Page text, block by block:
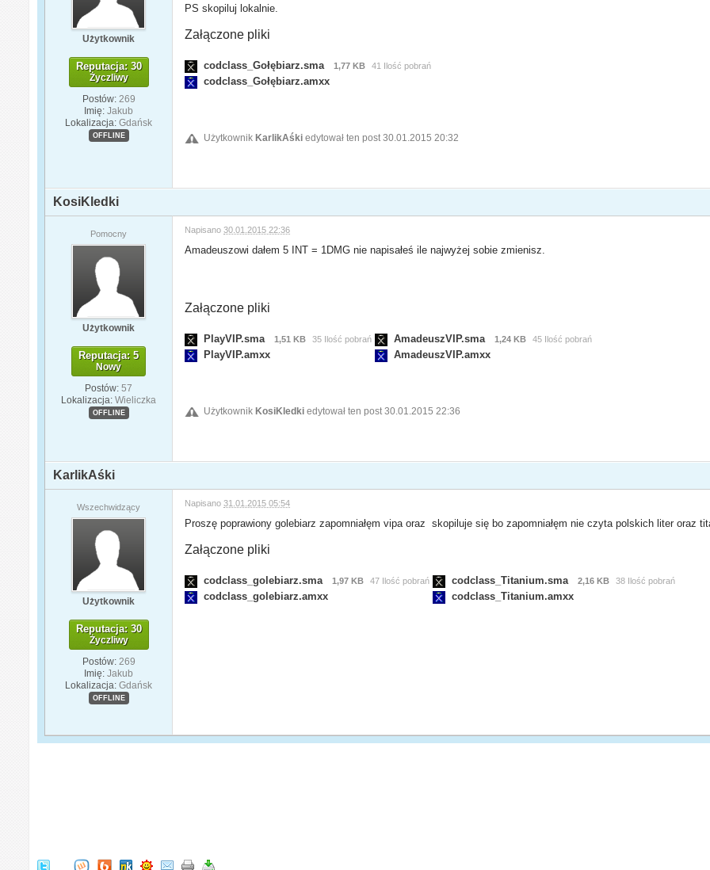
Użytkownik
Reputacja: 30
Życzliwy
Postów: 269
Imię: Jakub
Lokalizacja: Gdańsk
OFFLINE
PS skopiluj lokalnie.
Załączone pliki
codclass_Gołębiarz.sma 1,77 KB 41 Ilość pobrań
codclass_Gołębiarz.amxx
Użytkownik KarlikAśki edytował ten post 30.01.2015 20:32
KosiKledki
Pomocny
Użytkownik
Reputacja: 5
Nowy
Postów: 57
Lokalizacja: Wieliczka
OFFLINE
Napisano30.01.2015 22:36
Amadeuszowi dałem 5 INT = 1DMG nie napisałeś ile najwyżej sobie zmienisz.
Załączone pliki
PlayVIP.sma 1,51 KB 35 Ilość pobrań
PlayVIP.amxx
AmadeuszVIP.sma 1,24 KB 45 Ilość pobrań
AmadeuszVIP.amxx
Użytkownik KosiKledki edytował ten post 30.01.2015 22:36
KarlikAśki
Wszechwidzący
Użytkownik
Reputacja: 30
Życzliwy
Postów: 269
Imię: Jakub
Lokalizacja: Gdańsk
OFFLINE
Napisano31.01.2015 05:54
Proszę poprawiony golebiarz zapomniałęm vipa oraz skopiluje się bo zapomniałęm nie czyta polskich liter oraz
Załączone pliki
codclass_golebiarz.sma 1,97 KB 47 Ilość pobrań
codclass_golebiarz.amxx
codclass_Titanium.sma 2,16 KB 38 Ilość pobrań
codclass_Titanium.amxx